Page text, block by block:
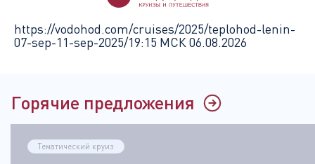
https://vodohod.com/cruises/2025/teplohod-lenin-
07-sep-11-sep-2025/19:15 МСК 06.08.2026
Горячие предложения
Тематический круиз